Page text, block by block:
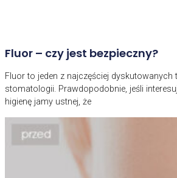
Fluor – czy jest bezpieczny?
Fluor to jeden z najczęściej dyskutowanych
stomatologii. Prawdopodobnie, jeśli
higienę jamy ustnej, że